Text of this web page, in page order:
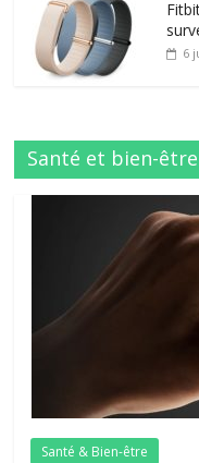
6
Santé et bien-être
Santé & Bien-être